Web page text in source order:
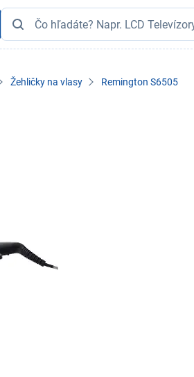
Žehličky na vlasy Remington S6505